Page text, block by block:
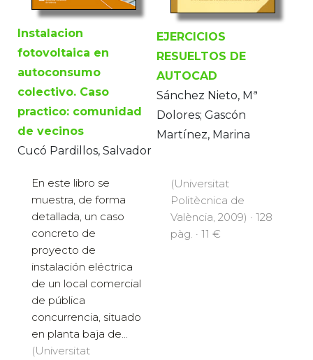
Instalacion
fotovoltaica en
autoconsumo
colectivo. Caso
practico: comunidad
de vecinos
Cucó Pardillos, Salvador
En este libro se
muestra, de forma
detallada, un caso
concreto de
proyecto de
instalación eléctrica
de un local comercial
de pública
concurrencia, situado
en planta baja de...
(Universitat
EJERCICIOS
RESUELTOS DE
AUTOCAD
Sánchez Nieto, Mª
Dolores; Gascón
Martínez, Marina
(Universitat
Politècnica de
València, 2009) · 128
pàg. · 11 €